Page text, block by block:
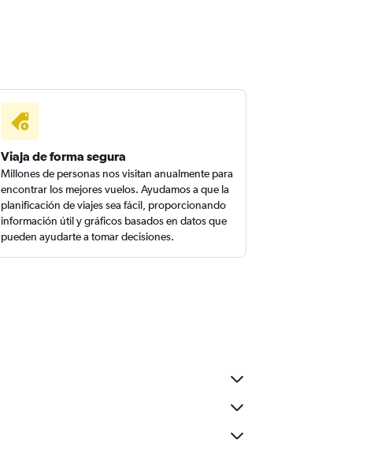
Viaja de forma segura
Millones de personas nos visitan anualmente para
encontrar los mejores vuelos. Ayudamos a que la
planificación de viajes sea fácil, proporcionando
información útil y gráficos basados en datos que
pueden ayudarte a tomar decisiones.